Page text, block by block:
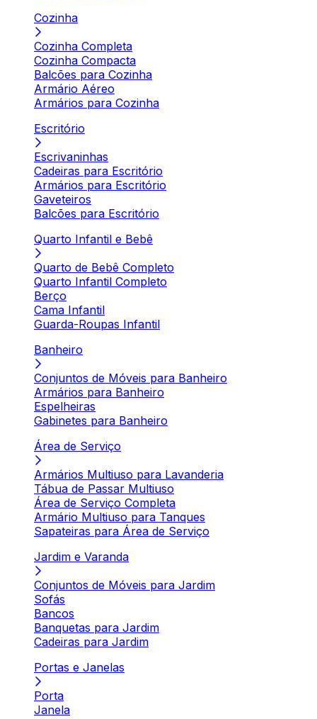
Cozinha
Cozinha Completa
Cozinha Compacta
Balcões para Cozinha
Armário Aéreo
Armários para Cozinha
Escritório
Escrivaninhas
Cadeiras para Escritório
Armários para Escritório
Gaveteiros
Balcões para Escritório
Quarto Infantil e Bebê
Quarto de Bebê Completo
Quarto Infantil Completo
Berço
Cama Infantil
Guarda-Roupas Infantil
Banheiro
Conjuntos de Móveis para Banheiro
Armários para Banheiro
Espelheiras
Gabinetes para Banheiro
Área de Serviço
Armários Multiuso para Lavanderia
Tábua de Passar Multiuso
Área de Serviço Completa
Armário Multiuso para Tanques
Sapateiras para Área de Serviço
Jardim e Varanda
Conjuntos de Móveis para Jardim
Sofás
Bancos
Banquetas para Jardim
Cadeiras para Jardim
Portas e Janelas
Porta
Janela